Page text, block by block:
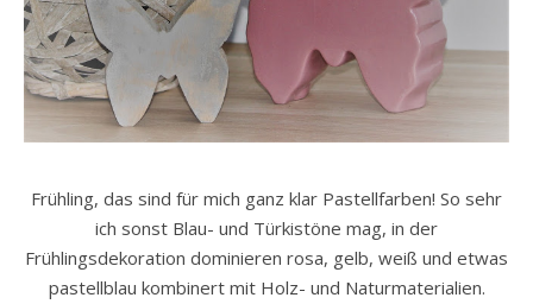
Frühling, das sind für mich ganz klar Pastellfarben! So sehr
ich sonst Blau- und Türkistöne mag, in der
Frühlingsdekoration dominieren rosa, gelb, weiß und etwas
pastellblau kombinert mit Holz- und Naturmaterialien.